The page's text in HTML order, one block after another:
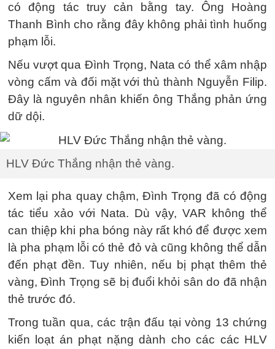
có động tác truy cản bằng tay. Ông Hoàng
Thanh Bình cho rằng đây không phải tình huống
phạm lỗi.
Nếu vượt qua Đình Trọng, Nata có thể xâm nhập
vòng cấm và đối mặt với thủ thành Nguyễn Filip.
Đây là nguyên nhân khiến ông Thắng phản ứng
dữ dội.
HLV Đức Thắng nhận thẻ vàng.
Xem lại pha quay chậm, Đình Trọng đã có động
tác tiểu xảo với Nata. Dù vậy, VAR không thể
can thiệp khi pha bóng này rất khó để được xem
là pha phạm lỗi có thẻ đỏ và cũng không thể dẫn
đến phạt đền. Tuy nhiên, nếu bị phạt thêm thẻ
vàng, Đình Trọng sẽ bị đuổi khỏi sân do đã nhận
thẻ trước đó.
Trong tuần qua, các trận đấu tại vòng 13 chứng
kiến loạt án phạt nặng dành cho các các HLV